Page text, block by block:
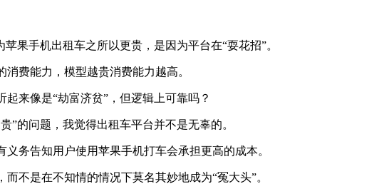
果手机出租车之所以更贵，是因为平台在“耍花招”。
费能力，模型越贵消费能力越高。
来像是“劫富济贫”，但逻辑上可靠吗？
”的问题，我觉得出租车平台并不是无辜的。
务告知用户使用苹果手机打车会承担更高的成本。
不是在不知情的情况下莫名其妙地成为“冤大头”。